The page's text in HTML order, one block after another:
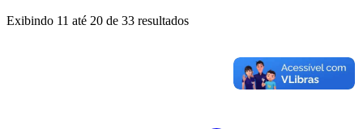
Exibindo 11 até 20 de 33 resultados